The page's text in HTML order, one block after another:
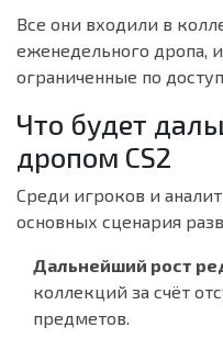
Все они входили в
еженедельного дропа,
ограниченные по
Что будет
дропом CS2
Среди игроков и
основных сценария
Дальнейший рост
коллекций за счёт
предметов.